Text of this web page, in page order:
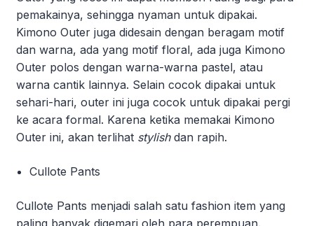
pemakainya, sehingga nyaman untuk dipakai.
Kimono Outer juga didesain dengan beragam motif
dan warna, ada yang motif floral, ada juga Kimono
Outer polos dengan warna-warna pastel, atau
warna cantik lainnya. Selain cocok dipakai untuk
sehari-hari, outer ini juga cocok untuk dipakai pergi
ke acara formal. Karena ketika memakai Kimono
Outer ini, akan terlihat stylishdan rapih.
Cullote Pants
Cullote Pants menjadi salah satu fashion item yang
paling banyak digemari oleh para perempuan.